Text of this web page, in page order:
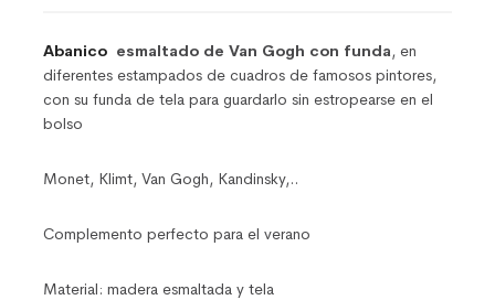
Abanico esmaltado de Van Gogh con funda,en
diferentes estampados de cuadros de famosos pintores,
con su funda de tela para guardarlo sin estropearse en el
bolso
Monet, Klimt, Van Gogh, Kandinsky,..
Complemento perfecto para el verano
Material: madera esmaltada y tela